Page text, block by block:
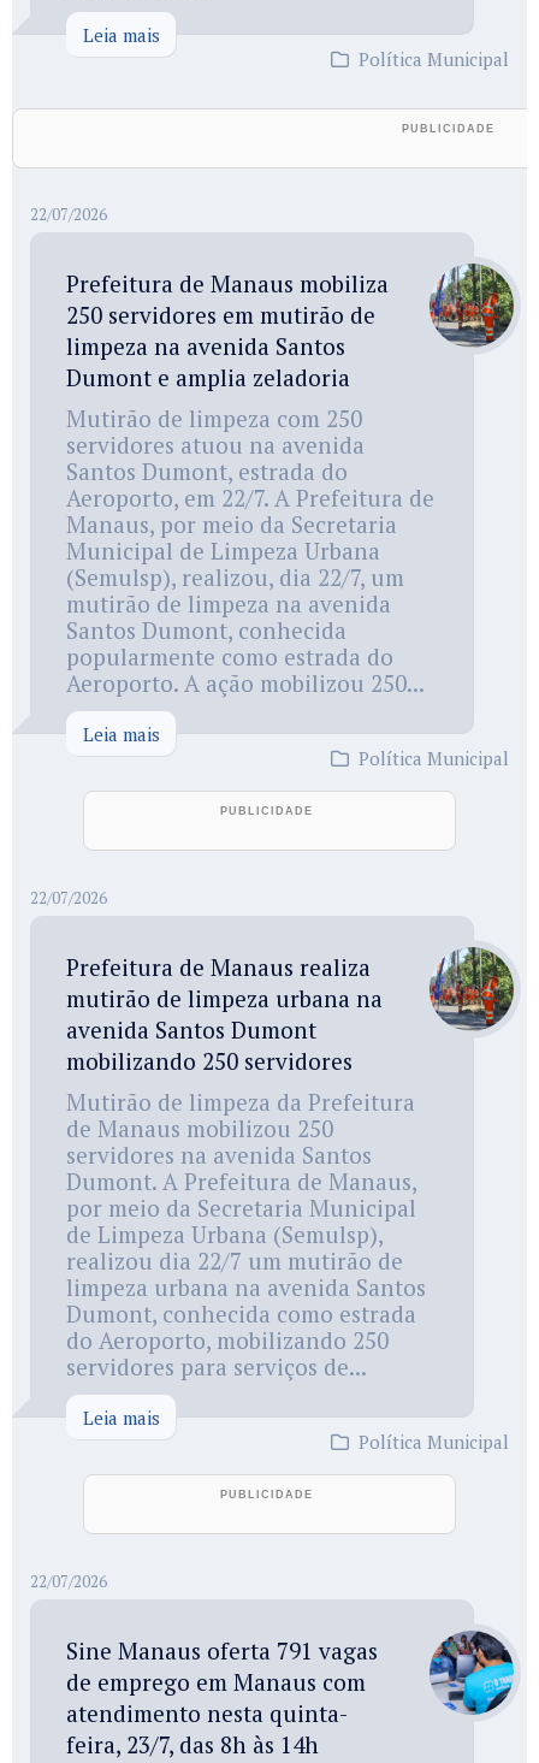
Leia mais
Política Municipal
22/07/2026
Prefeitura de Manaus mobiliza
250 servidores em mutirão de
limpeza na avenida Santos
Dumont e amplia zeladoria
Mutirão de limpeza com 250
servidores atuou na avenida
Santos Dumont, estrada do
Aeroporto, em 22/7. A Prefeitura de
Manaus, por meio da Secretaria
Municipal de Limpeza Urbana
(Semulsp), realizou, dia 22/7, um
mutirão de limpeza na avenida
Santos Dumont, conhecida
popularmente como estrada do
Aeroporto. A ação mobilizou 250...
Leia mais
Política Municipal
22/07/2026
Prefeitura de Manaus realiza
mutirão de limpeza urbana na
avenida Santos Dumont
mobilizando 250 servidores
Mutirão de limpeza da Prefeitura
de Manaus mobilizou 250
servidores na avenida Santos
Dumont. A Prefeitura de Manaus,
por meio da Secretaria Municipal
de Limpeza Urbana (Semulsp),
realizou dia 22/7 um mutirão de
limpeza urbana na avenida Santos
Dumont, conhecida como estrada
do Aeroporto, mobilizando 250
servidores para serviços de...
Leia mais
Política Municipal
22/07/2026
Sine Manaus oferta 791 vagas
de emprego em Manaus com
atendimento nesta quinta-
feira, 23/7, das 8h às 14h